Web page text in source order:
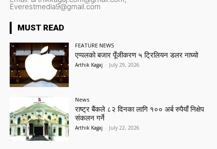
Everestmedia9@gmail.com
MUST READ
FEATURE NEWS
एप्पलको बजार पूँजीकरण ५ ट्रिलियन डलर नाघ्यो
Arthik Kagaj - July 29, 2026
News
राष्ट्र बैंकले ८२ दिनका लागि १०० अर्ब रुपैयाँ निक्षेप
संकलन गर्ने
Arthik Kagaj - July 22, 2026